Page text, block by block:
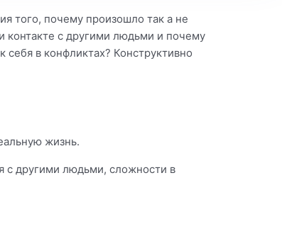
того, почему произошло так а не
контакте с другими людьми и почему
в конфликтах? Конструктивно
жизнь.
с другими людьми, сложности в